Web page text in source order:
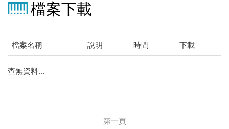
檔案下載
檔案名稱 說明 時間 下載
查無資料...
第一頁